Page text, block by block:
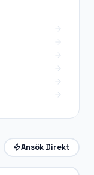
Ansök Direkt